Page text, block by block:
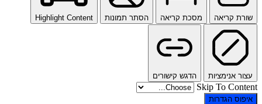
שורת קריאה מסכת קריאה הסתר תמונות Highlight Content
עצור אנימציות הדגש קישורים
Skip To Content
איפוס הגדרות